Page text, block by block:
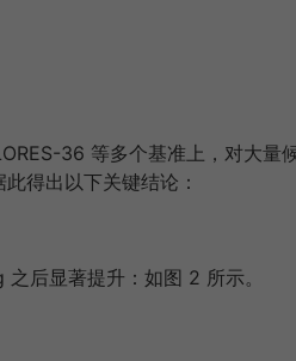
36 等多个基准上，对大
得出以下关键结论：
后显著提升：如图 2 所示。